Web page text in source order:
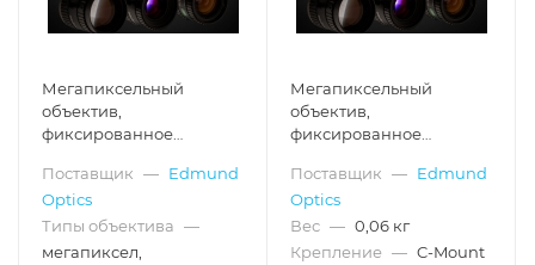
Мегапиксельный
объектив,
фиксированное
мм
Поставщик — Edmund
Optics
Типы объектива —
мегапиксел,
Мегапиксельный
объектив,
фиксированное
мм
Поставщик — Edmund
Optics
Вес — 0,06 кг
Крепление — C-Mount